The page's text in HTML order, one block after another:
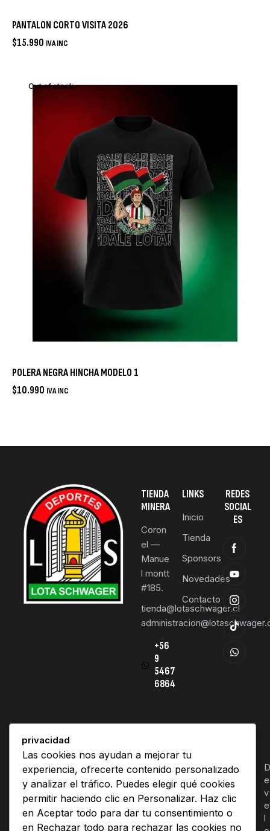
PANTALON CORTO VISITA 2026
$15.990 IVA INC
Out of stock
POLERA NEGRA HINCHA MODELO 1
$10.990 IVA INC
TIENDA
MINERA
Coron
el —
Manue
l montt
#185.
tienda@lotaschwager.cl
+56
9
5467
6864
LINKS
Inicio
Tienda
Sponsors
Novedades
Contacto
REDES
SOCIAL
ES
Deportes lota schwager© 2026. Derechos Reservado
D
e
v
e
l
privacidad
Las cookies nos ayudan a mejorar tu
experiencia, ofrecerte contenido personalizado
y analizar el tráfico. Puedes elegir qué cookies
permitir haciendo clic en Personalizar. Haz clic
en Aceptar todo para dar tu consentimiento o
en Rechazar todo para rechazar las cookies no